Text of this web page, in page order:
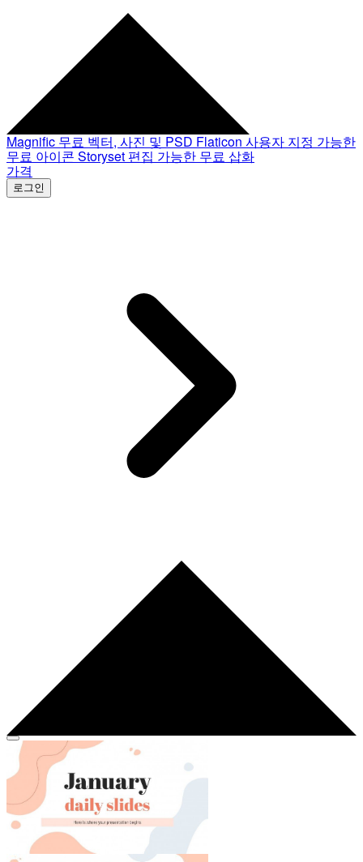
Magnific 무료 벡터, 사진 및 PSD Flaticon 사용자 지정 가능한
무료 아이콘 Storyset 편집 가능한 무료 삽화
가격
로그인